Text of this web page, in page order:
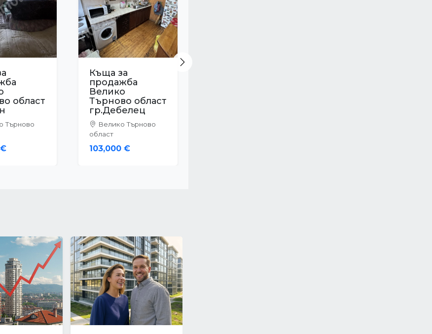
област
Търново
Къща за
продажба
Велико
Търново област
гр.Дебелец
Велико Търново
област
103,000 €
Next